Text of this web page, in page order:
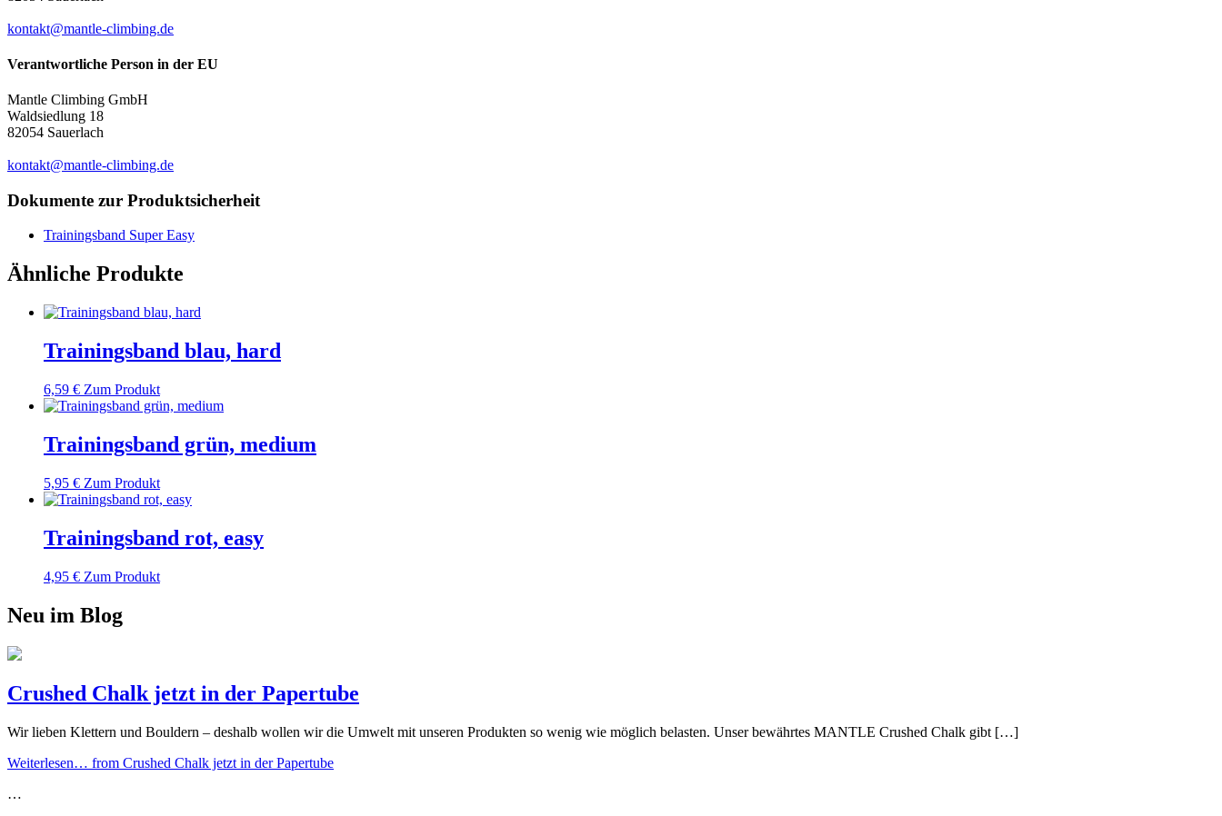
kontakt@mantle-climbing.de
Verantwortliche Person in der EU
Mantle Climbing GmbH
Waldsiedlung 18
82054 Sauerlach
kontakt@mantle-climbing.de
Dokumente zur Produktsicherheit
Trainingsband Super Easy
Ähnliche Produkte
Trainingsband blau, hard
6,59 € Zum Produkt
Trainingsband grün, medium
5,95 € Zum Produkt
Trainingsband rot, easy
4,95 € Zum Produkt
Neu im Blog
Crushed Chalk jetzt in der Papertube
Wir lieben Klettern und Bouldern – deshalb wollen wir die Umwelt mit unseren Produkten so wenig wie möglich belasten. Unser bewährtes MANTLE Crushed Chalk gibt […]
Weiterlesen… from Crushed Chalk jetzt in der Papertube
…